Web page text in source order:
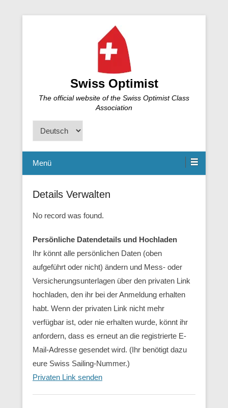
Swiss Optimist
The official website of the Swiss Optimist Class
Association
Sprache
auswählen
Menü
Details Verwalten
No record was found.
Persönliche Datendetails und Hochladen
Ihr könnt alle persönlichen Daten (oben
aufgeführt oder nicht) ändern und Mess- oder
Versicherungsunterlagen über den privaten Link
hochladen, den ihr bei der Anmeldung erhalten
habt. Wenn der privaten Link nicht mehr
verfügbar ist, oder nie erhalten wurde, könnt ihr
anfordern, dass es erneut an die registrierte E-
Mail-Adresse gesendet wird. (Ihr benötigt dazu
eure Swiss Sailing-Nummer.)
Privaten Link senden